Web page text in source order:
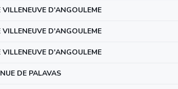
VILLENEUVE D'ANGOULEME
VILLENEUVE D'ANGOULEME
VILLENEUVE D'ANGOULEME
DE PALAVAS